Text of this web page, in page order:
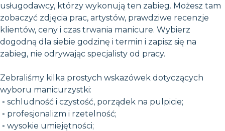
usługodawcy, którzy wykonują ten zabieg. Możesz tam
zobaczyć zdjęcia prac, artystów, prawdziwe recenzje
klientów, ceny i czas trwania manicure. Wybierz
dogodną dla siebie godzinę i termin i zapisz się na
zabieg, nie odrywając specjalisty od pracy.
Zebraliśmy kilka prostych wskazówek dotyczących
wyboru manicurzystki:
◦ schludność i czystość, porządek na pulpicie;
◦ profesjonalizm i rzetelność;
◦ wysokie umiejętności;